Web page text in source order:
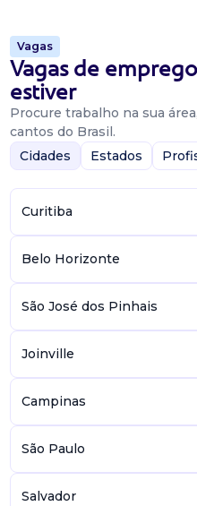
Vagas
Vagas de
estiver
Procure trabalho na sua
cantos do Brasil.
Cidades
Estados
Curitiba
Belo Horizonte
São José dos Pinhais
Joinville
Campinas
São Paulo
Salvador